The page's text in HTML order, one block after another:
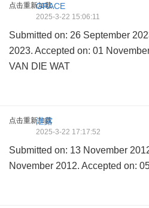
点击重新加载
GRACE
2025-3-22 15:06:11
Submitted on: 26 September
2023. Accepted on: 01
VAN DIE WAT
点击重新加载
泄露
2025-3-22 17:17:52
Submitted on: 13 November
November 2012. Accepted on: